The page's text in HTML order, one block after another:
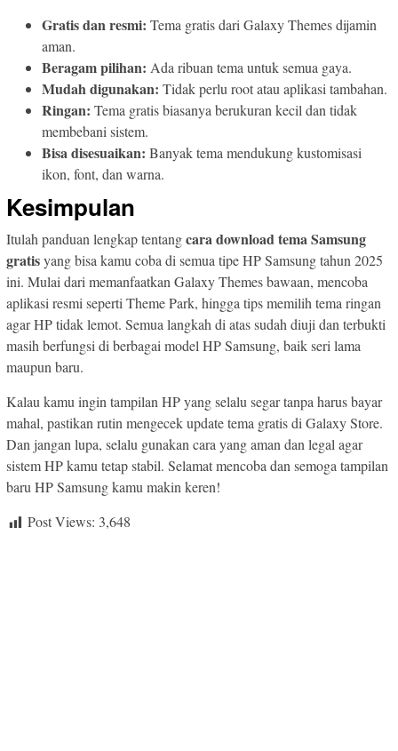
Gratis dan resmi: Tema gratis dari Galaxy Themes dijamin
aman.
Beragam pilihan: Ada ribuan tema untuk semua gaya.
Mudah digunakan: Tidak perlu root atau aplikasi tambahan.
Ringan: Tema gratis biasanya berukuran kecil dan tidak
membebani sistem.
Bisa disesuaikan: Banyak tema mendukung kustomisasi
ikon, font, dan warna.
Kesimpulan
Itulah panduan lengkap tentangcara download tema Samsung
gratisyang bisa kamu coba di semua tipe HP Samsung tahun 2025
ini. Mulai dari memanfaatkan Galaxy Themes bawaan, mencoba
aplikasi resmi seperti Theme Park, hingga tips memilih tema ringan
agar HP tidak lemot. Semua langkah di atas sudah diuji dan terbukti
masih berfungsi di berbagai model HP Samsung, baik seri lama
maupun baru.
Kalau kamu ingin tampilan HP yang selalu segar tanpa harus bayar
mahal, pastikan rutin mengecek update tema gratis di Galaxy Store.
Dan jangan lupa, selalu gunakan cara yang aman dan legal agar
sistem HP kamu tetap stabil. Selamat mencoba dan semoga tampilan
baru HP Samsung kamu makin keren!
Post Views: 3,648